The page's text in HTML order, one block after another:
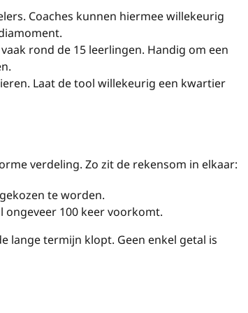
Coaches kunnen hiermee willekeurig
rond de 15 leerlingen. Handig om een
Laat de tool willekeurig een kwartier
verdeling. Zo zit de rekensom in elkaar:
te worden.
ongeveer 100 keer voorkomt.
lange termijn klopt. Geen enkel getal is